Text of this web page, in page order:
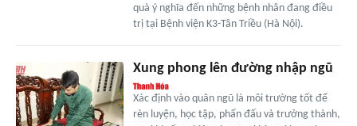
quà ý nghĩa đến những bệnh nhân đang điều
trị tại Bệnh viện K3-Tân Triều (Hà Nội).
Xung phong lên đường nhập ngũ
Xác định vào quân ngũ là môi trường tốt để
rèn luyện, học tập, phấn đấu và trưởng thành,